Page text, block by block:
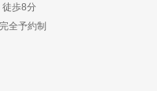
徒歩8分
全予約制